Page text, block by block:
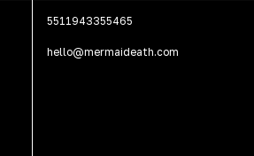
5511943355465
hello@mermaideath.com